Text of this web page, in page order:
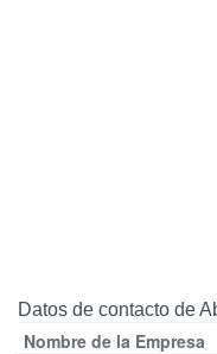
Datos de contacto de